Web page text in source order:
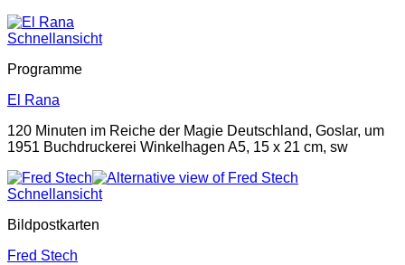
Schnellansicht
Programme
El Rana
120 Minuten im Reiche der Magie Deutschland, Goslar, um
1951 Buchdruckerei Winkelhagen A5, 15 x 21 cm, sw
Schnellansicht
Bildpostkarten
Fred Stech